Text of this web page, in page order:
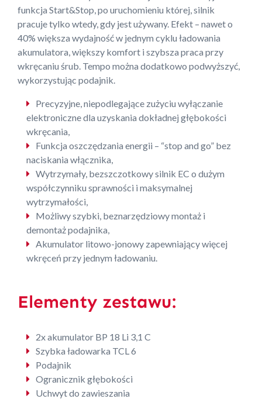
funkcja Start&Stop, po uruchomieniu której, silnik
pracuje tylko wtedy, gdy jest używany. Efekt – nawet o
40% większa wydajność w jednym cyklu ładowania
akumulatora, większy komfort i szybsza praca przy
wkręcaniu śrub. Tempo można dodatkowo podwyższyć,
wykorzystując podajnik.
Precyzyjne, niepodlegające zużyciu wyłączanie
elektroniczne dla uzyskania dokładnej głębokości
wkręcania,
Funkcja oszczędzania energii – “stop and go” bez
naciskania włącznika,
Wytrzymały, bezszczotkowy silnik EC o dużym
współczynniku sprawności i maksymalnej
wytrzymałości,
Możliwy szybki, beznarzędziowy montaż i
demontaż podajnika,
Akumulator litowo-jonowy zapewniający więcej
wkręceń przy jednym ładowaniu.
Elementy zestawu:
2x akumulator BP 18 Li 3,1 C
Szybka ładowarka TCL 6
Podajnik
Ogranicznik głębokości
Uchwyt do zawieszania